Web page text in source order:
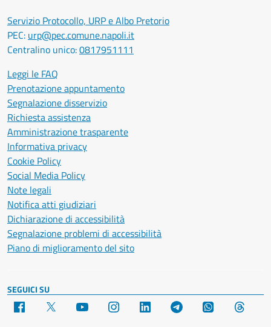
Servizio Protocollo, URP e Albo Pretorio
PEC: urp@pec.comune.napoli.it
Centralino unico:0817951111
Leggi le FAQ
Prenotazione appuntamento
Segnalazione disservizio
Richiesta assistenza
Amministrazione trasparente
Informativa privacy
Cookie Policy
Social Media Policy
Note legali
Notifica atti giudiziari
Dichiarazione di accessibilità
Segnalazione problemi di accessibilità
Piano di miglioramento del sito
SEGUICI SU
Facebook YouTube Instagram LinkedIn Telegram WhatsApp